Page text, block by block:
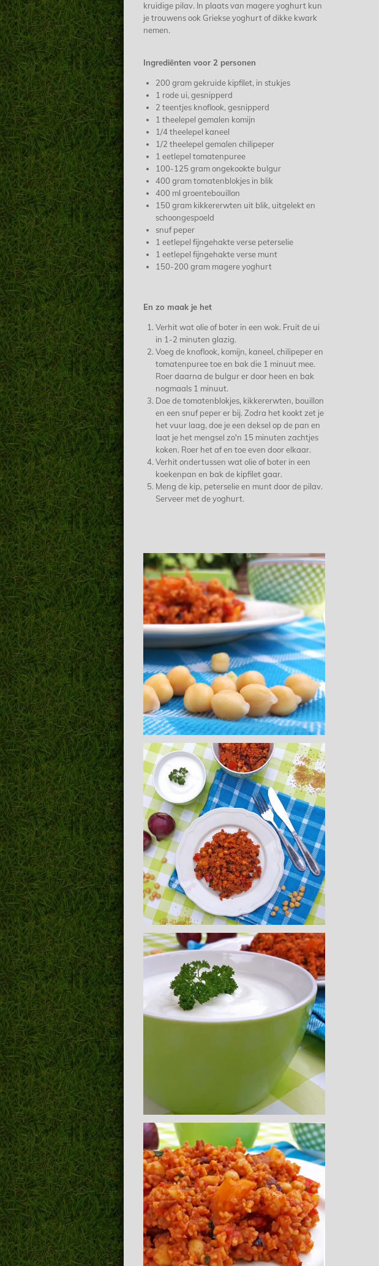
kruidige pilav. In plaats van magere yoghurt kun
je trouwens ook Griekse yoghurt of dikke kwark
nemen.
Ingrediënten voor 2 personen
200 gram gekruide kipfilet, in stukjes
1 rode ui, gesnipperd
2 teentjes knoflook, gesnipperd
1 theelepel gemalen komijn
1/4 theelepel kaneel
1/2 theelepel gemalen chilipeper
1 eetlepel tomatenpuree
100-125 gram ongekookte bulgur
400 gram tomatenblokjes in blik
400 ml groentebouillon
150 gram kikkererwten uit blik, uitgelekt en
schoongespoeld
snuf peper
1 eetlepel fijngehakte verse peterselie
1 eetlepel fijngehakte verse munt
150-200 gram magere yoghurt
En zo maak je het
Verhit wat olie of boter in een wok. Fruit de ui
in 1-2 minuten glazig.
Voeg de knoflook, komijn, kaneel, chilipeper en
tomatenpuree toe en bak die 1 minuut mee.
Roer daarna de bulgur er door heen en bak
nogmaals 1 minuut.
Doe de tomatenblokjes, kikkererwten, bouillon
en een snuf peper er bij. Zodra het kookt zet je
het vuur laag, doe je een deksel op de pan en
laat je het mengsel zo'n 15 minuten zachtjes
koken. Roer het af en toe even door elkaar.
Verhit ondertussen wat olie of boter in een
koekenpan en bak de kipfilet gaar.
Meng de kip, peterselie en munt door de pilav.
Serveer met de yoghurt.